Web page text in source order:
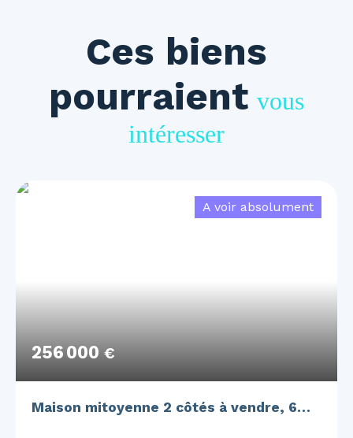
Ces biens
pourraient vous
intéresser
256 000 €
A voir absolument
Maison mitoyenne 2 côtés à vendre, 6